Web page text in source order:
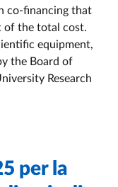
co-financing that
of the total cost.
equipment,
the Board of
Research
per la